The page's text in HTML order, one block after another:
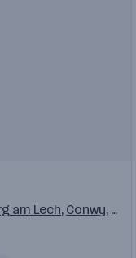
am Lech, Conwy,